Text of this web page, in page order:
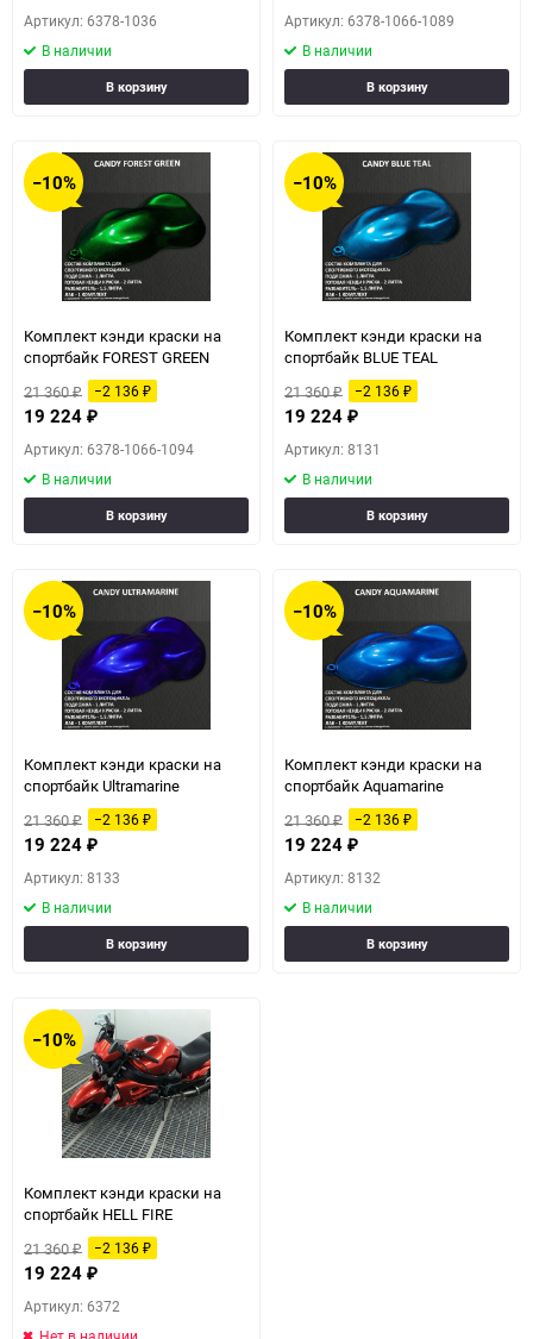
Артикул: 6378-1036
В наличии
В корзину
Артикул: 6378-1066-1089
В наличии
В корзину
−10%
Комплект кэнди краски на
спортбайк FOREST GREEN
21 360₽ −2 136 ₽
19 224 ₽
Артикул: 6378-1066-1094
В наличии
В корзину
−10%
Комплект кэнди краски на
спортбайк BLUE TEAL
21 360₽ −2 136 ₽
19 224 ₽
Артикул: 8131
В наличии
В корзину
−10%
Комплект кэнди краски на
спортбайк Ultramarine
21 360₽ −2 136 ₽
19 224 ₽
Артикул: 8133
В наличии
В корзину
−10%
Комплект кэнди краски на
спортбайк Aquamarine
21 360₽ −2 136 ₽
19 224 ₽
Артикул: 8132
В наличии
В корзину
−10%
Комплект кэнди краски на
спортбайк HELL FIRE
21 360₽ −2 136 ₽
19 224 ₽
Артикул: 6372